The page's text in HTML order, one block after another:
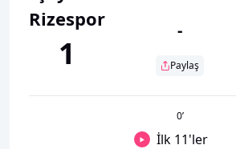
Rizespor
1
-
Paylaş
0’
İlk 11'ler